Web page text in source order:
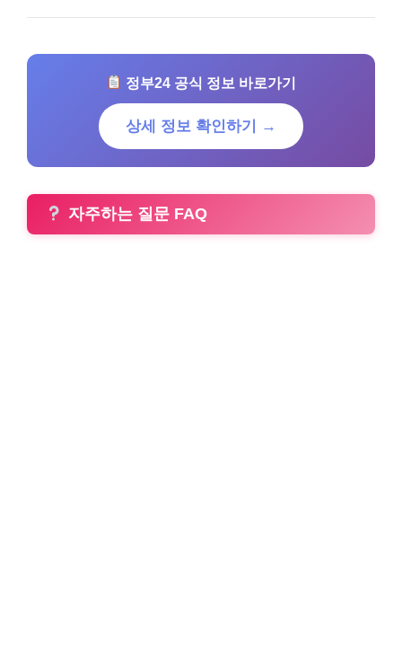
정부24 공식 정보 바로가기
상세 정보 확인하기 →
자주하는 질문 FAQ